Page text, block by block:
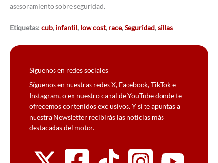
asesoramiento sobre seguridad.
Etiquetas: cub, infantil, low cost, race,Seguridad,sillas
Síguenos en redes sociales
Síguenos en nuestras redes X, Facebook, TikTok e
Instagram, o en nuestro canal de YouTube donde te
ofrecemos contenidos exclusivos. Y si te apuntas a
nuestra Newsletter recibirás las noticias más
destacadas del motor.